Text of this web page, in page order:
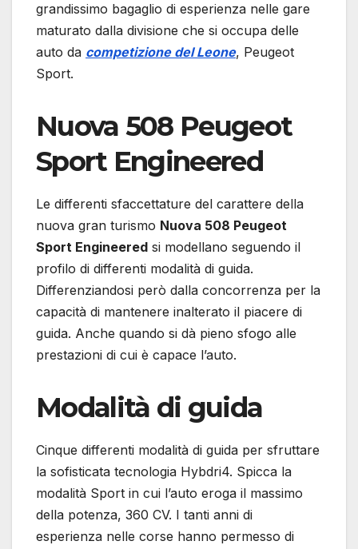
grandissimo bagaglio di esperienza nelle gare
maturato dalla divisione che si occupa delle
auto da competizione del Leone, Peugeot
Sport.
Nuova 508 Peugeot
Sport Engineered
Le differenti sfaccettature del carattere della
nuova gran turismo Nuova 508 Peugeot
Sport Engineered si modellano seguendo il
profilo di differenti modalità di guida.
Differenziandosi però dalla concorrenza per la
capacità di mantenere inalterato il piacere di
guida. Anche quando si dà pieno sfogo alle
prestazioni di cui è capace l’auto.
Modalità di guida
Cinque differenti modalità di guida per sfruttare
la sofisticata tecnologia Hybdri4. Spicca la
modalità Sport in cui l’auto eroga il massimo
della potenza, 360 CV. I tanti anni di
esperienza nelle corse hanno permesso di